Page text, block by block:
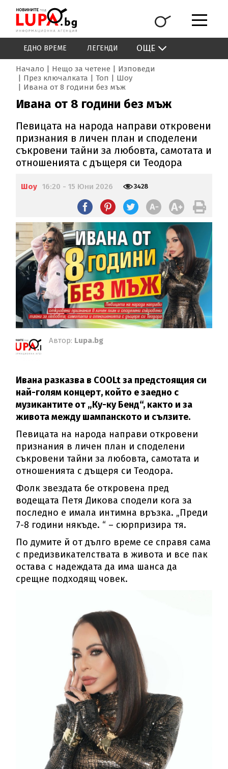
ЕДНО ВРЕМЕ ЛЕГЕНДИ ОЩЕ
Начало Нещо за четене
Изповеди
През ключалката
Топ
Шоу
Ивана от 8 години без мъж
Ивана от 8 години без мъж
Певицата на народа направи откровени
признания в личен план и споделени
съкровени тайни за любовта, самотата и
отношенията с дъщеря си Теодора
Шоу 16:20 - 15 Юни 2026 3428
Автор: Lupa.bg
Ивана разказва в COOLt за предстоящия си
най-голям концерт, който е заедно с
музикантите от „Ку-ку Бенд“, както и за
живота между шампанското и сълзите.
Певицата на народа направи откровени
признания в личен план и споделени
съкровени тайни за любовта, самотата и
отношенията с дъщеря си Теодора.
Фолк звездата бе откровена пред
водещата Петя Дикова сподели кога за
последно е имала интимна връзка. „Преди
7-8 години някъде. “ – сюрпризира тя.
По думите й от дълго време се справя сама
с предизвикателствата в живота и все пак
остава с надеждата да има шанса да
срещне подходящ човек.